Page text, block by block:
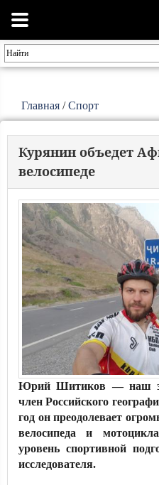
Главная /Спорт
Курянин объедет
велосипеде
Юрий Шитиков — наш
член Российского
год он преодолевает
велосипеда и
уровень спортивной
исследователя.